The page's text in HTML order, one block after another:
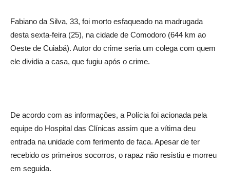
Fabiano da Silva, 33, foi morto esfaqueado na madrugada
desta sexta-feira (25), na cidade de Comodoro (644 km ao
Oeste de Cuiabá). Autor do crime seria um colega com quem
ele dividia a casa, que fugiu após o crime.
De acordo com as informações, a Polícia foi acionada pela
equipe do Hospital das Clínicas assim que a vítima deu
entrada na unidade com ferimento de faca. Apesar de ter
recebido os primeiros socorros, o rapaz não resistiu e morreu
em seguida.